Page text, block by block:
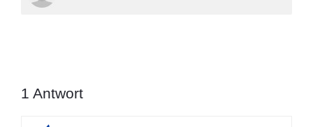
1 Antwort